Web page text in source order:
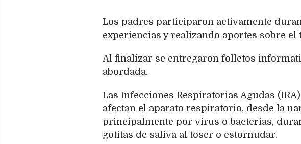
Los padres participaron activamente
experiencias y realizando aportes sobre el
Al finalizar se entregaron folletos
abordada.
Las Infecciones Respiratorias Agudas
afectan el aparato respiratorio, desde la
principalmente por virus o bacterias,
gotitas de saliva al toser o estornudar.